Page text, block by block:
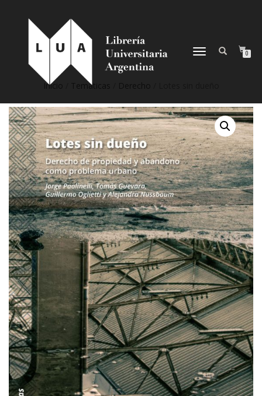
NAVEGACIÓN
0
Inicio Temáticas